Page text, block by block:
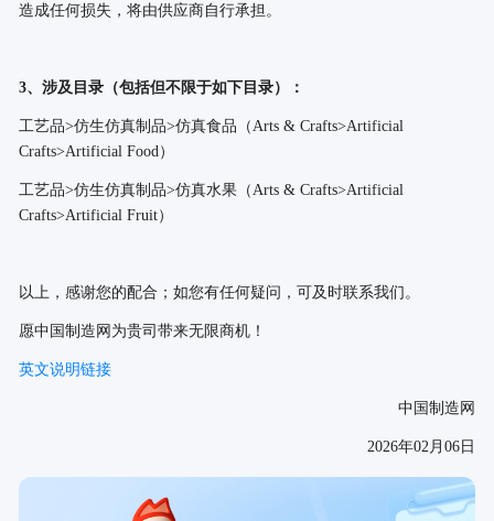
造成任何损失，将由供应商自行承担。
3、涉及目录（包括但不限于如下目录）：
工艺品>仿生仿真制品>仿真食品（Arts & Crafts>Artificial
Crafts>Artificial Food）
工艺品>仿生仿真制品>仿真水果（Arts & Crafts>Artificial
Crafts>Artificial Fruit）
以上，感谢您的配合；如您有任何疑问，可及时联系我们。
愿中国制造网为贵司带来无限商机！
英文说明链接
中国制造网
2026年02月06日